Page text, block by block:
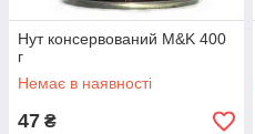
Нут консервований M&K 400
г
Немає в наявності
47 ₴